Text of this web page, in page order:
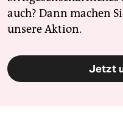
auch? Dann machen
unsere Aktion.
Jetzt